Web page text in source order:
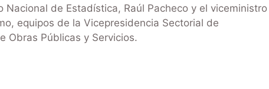
de Estadística, Raúl Pacheco y el viceministro
equipos de la Vicepresidencia Sectorial de
Obras Públicas y Servicios.